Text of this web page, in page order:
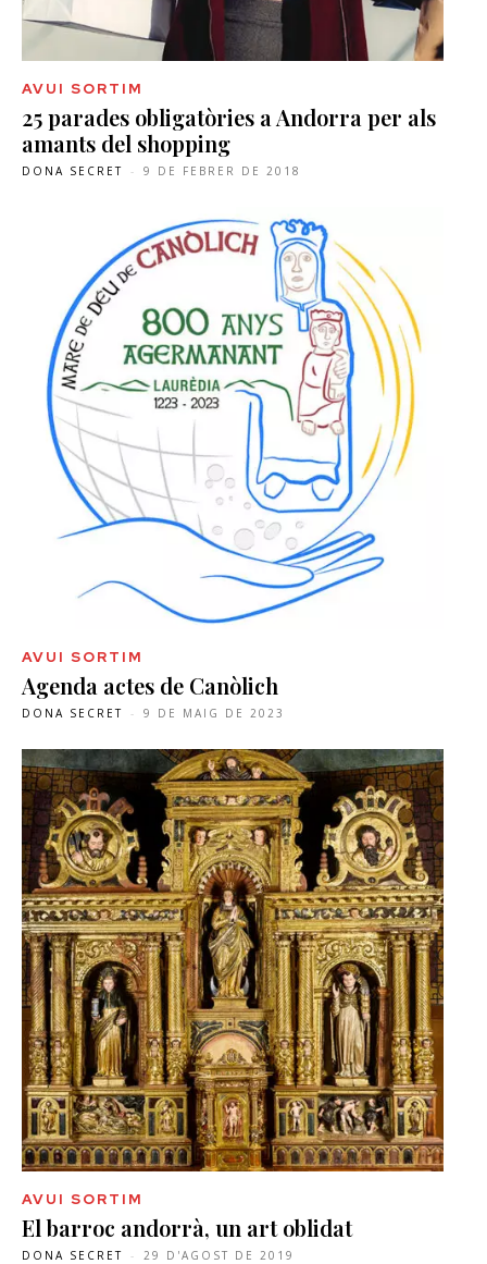
AVUI SORTIM
25 parades obligatòries a Andorra per als
amants del shopping
DONA SECRET - 9 DE FEBRER DE 2018
AVUI SORTIM
Agenda actes de Canòlich
DONA SECRET - 9 DE MAIG DE 2023
AVUI SORTIM
El barroc andorrà, un art oblidat
DONA SECRET - 29 D'AGOST DE 2019